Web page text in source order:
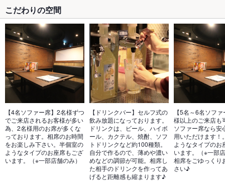
こだわりの空間
【4名ソファー席】2名様ずつ
でご来店されるお客様が多い
為、2名様用のお席が多くな
っております。相席のお時間
をお楽しみ下さい。半個室の
ようなタイプのお座席もござ
います。（※一部店舗のみ）
【ドリンクバー】セルフ式の
飲み放題になっております。
ドリンクは、ビール、ハイボ
ール、カクテル、焼酎、ソフ
トドリンクなど約100種類。
自分で作るので、薄めや濃い
めなどの調節が可能。相席し
た相手のドリンクを作ってあ
げると距離感も縮まります♪
【5名～6名ソフ
様以上のご来店も
ソファー席なら安
用いただけます！
ようなタイプのお
います。（※一部
相席をごゆっくり
さい♪